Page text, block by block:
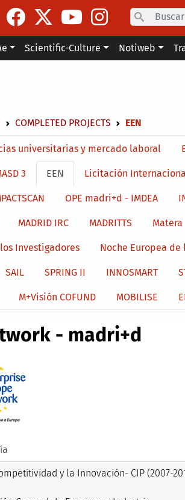
Scientific-Culture Notiweb
COMPLETED PROJECTS EEN
universitarias y mercado laboral
3 EEN Licitación
OPE madri+d - IMDEA
MADRID IRC MADRITTS Matera
Investigadores Noche Europea de
SAIL SPRING II INNOSMART
M+Visión COFUND MOBILISE
- madri+d
y la Innovación- CIP (2007-